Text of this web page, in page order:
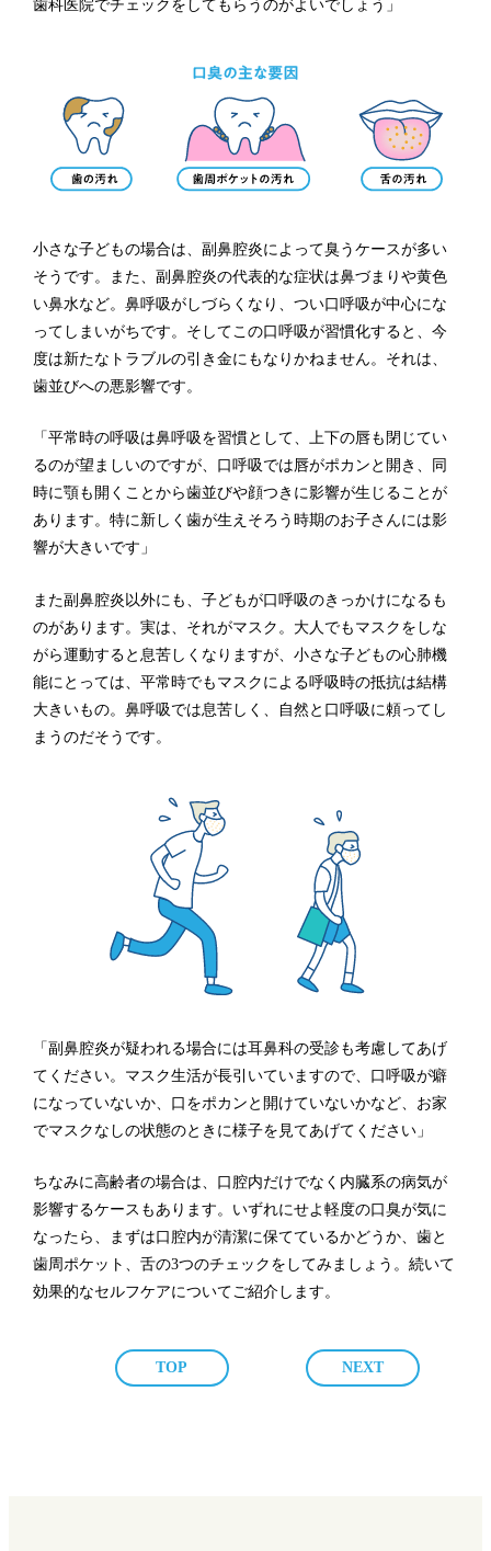
歯科医院でチェックをしてもらうのがよいでしょう」
小さな子どもの場合は、副鼻腔炎によって臭うケースが多い
そうです。また、副鼻腔炎の代表的な症状は鼻づまりや黄色
い鼻水など。鼻呼吸がしづらくなり、つい口呼吸が中心にな
ってしまいがちです。そしてこの口呼吸が習慣化すると、今
度は新たなトラブルの引き金にもなりかねません。それは、
歯並びへの悪影響です。
「平常時の呼吸は鼻呼吸を習慣として、上下の唇も閉じてい
るのが望ましいのですが、口呼吸では唇がポカンと開き、同
時に顎も開くことから歯並びや顔つきに影響が生じることが
あります。特に新しく歯が生えそろう時期のお子さんには影
響が大きいです」
また副鼻腔炎以外にも、子どもが口呼吸のきっかけになるも
のがあります。実は、それがマスク。大人でもマスクをしな
がら運動すると息苦しくなりますが、小さな子どもの心肺機
能にとっては、平常時でもマスクによる呼吸時の抵抗は結構
大きいもの。鼻呼吸では息苦しく、自然と口呼吸に頼ってし
まうのだそうです。
「副鼻腔炎が疑われる場合には耳鼻科の受診も考慮してあげ
てください。マスク生活が長引いていますので、口呼吸が癖
になっていないか、口をポカンと開けていないかなど、お家
でマスクなしの状態のときに様子を見てあげてください」
ちなみに高齢者の場合は、口腔内だけでなく内臓系の病気が
影響するケースもあります。いずれにせよ軽度の口臭が気に
なったら、まずは口腔内が清潔に保てているかどうか、歯と
歯周ポケット、舌の3つのチェックをしてみましょう。続いて
効果的なセルフケアについてご紹介します。
TOP NEXT